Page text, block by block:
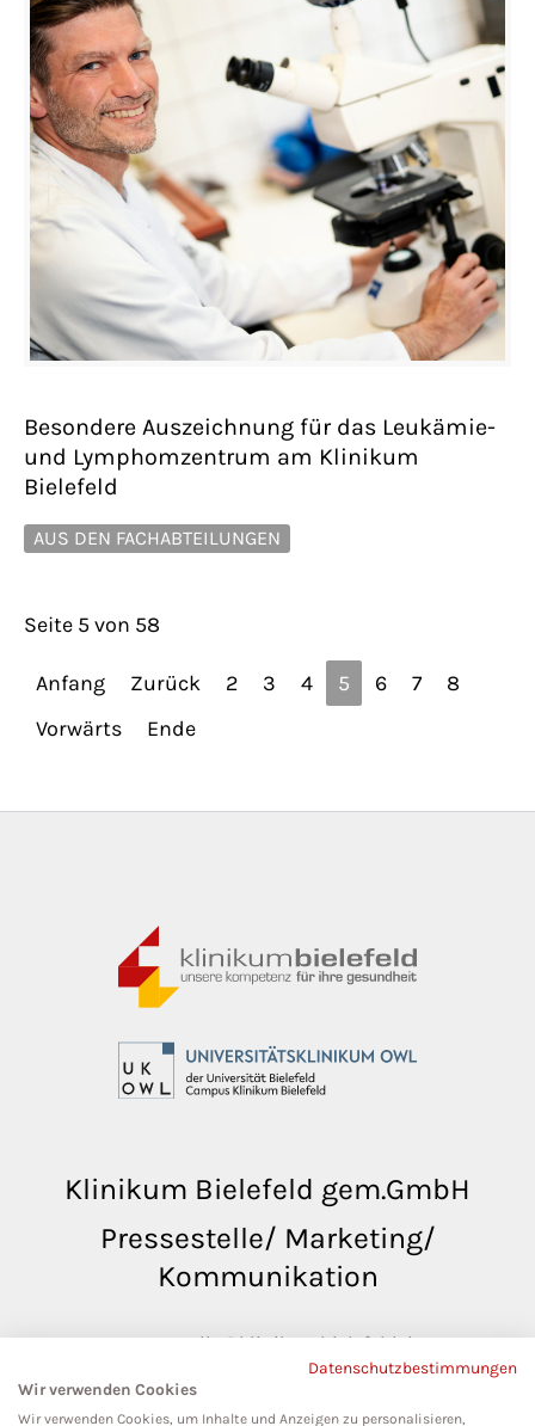
Besondere Auszeichnung für das Leukämie-
und Lymphomzentrum am Klinikum
Bielefeld
AUS DEN FACHABTEILUNGEN
Seite 5 von 58
Anfang Zurück 2 3 4 5 6 7
8
Vorwärts
Ende
Klinikum Bielefeld gem.GmbH
Pressestelle/ Marketing/
Kommunikation
pressestelle@klinikumbielefeld.de
Teutoburger Str. 50
33604 Bielefeld
Datenschutzbestimmungen
Wir verwenden Cookies
Wir verwenden Cookies, um Inhalte und Anzeigen zu personalisieren,